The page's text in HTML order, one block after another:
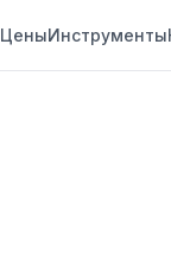
ЦеныИнструменты